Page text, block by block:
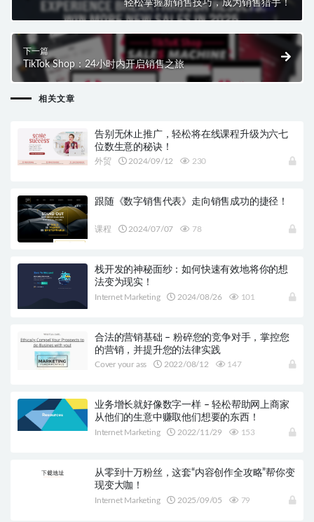
轻松掌握新销售技巧，成为销售猎手！
下一篇
TikTok Shop：24小时内开启销售之旅
相关文章
告别无休止推广，轻松将在线课程升级为六七
位数生意的秘诀！
外贸 2024/09/12 230
跟随《数字销售代表》走向销售成功的捷径！
课程 2024/07/07 78
栈开发的神秘面纱：如何快速有效地将你的想
法变为现实！
Internet Marketing 2024/08/26 101
合法的营销基础 – 粉碎您的竞争对手，掌控您
的营销，并提升您的法律实践
Cover your ass 2022/08/12 147
业务增长就好像数字一样 – 轻松帮助网上商家
从他们的生意中赚取他们想要的东西！
Internet Marketing 2022/11/29 153
从零到十万粉丝，这套“内容创作全攻略”帮你变
现变大咖！
Internet Marketing 2025/09/05 79